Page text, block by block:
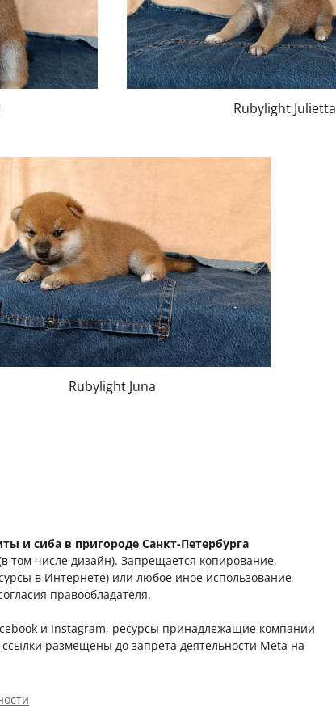
Rubylight Julietta
Rubylight Juna
и сиба в пригороде Санкт-Петербурга
том числе дизайн). Запрещается копирование,
в Интернете) или любое иное использование
правообладателя.
и Instagram, ресурсы принадлежащие компании
размещены до запрета деятельности Meta на